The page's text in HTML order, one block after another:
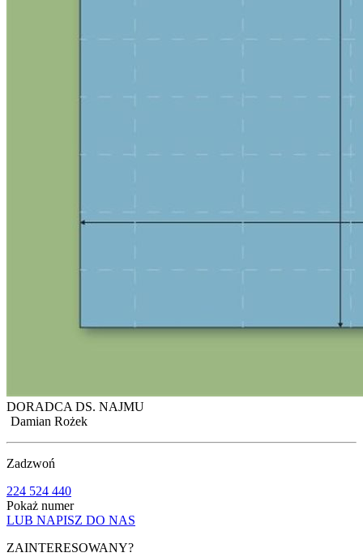
DORADCA DS. NAJMU
Damian Rożek
Zadzwoń
224 524 440
Pokaż numer
LUB NAPISZ DO NAS
ZAINTERESOWANY?